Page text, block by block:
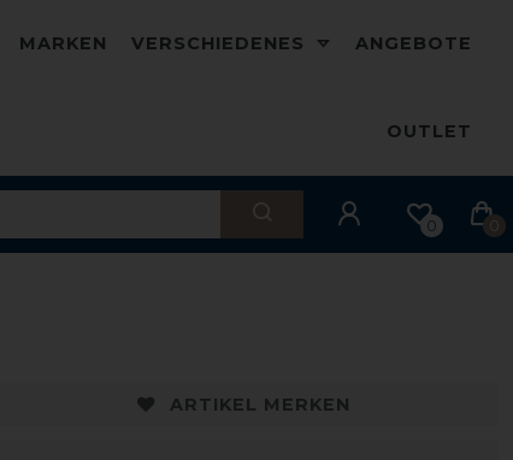
MARKEN VERSCHIEDENES ANGEBOTE
OUTLET
0 0
ARTIKEL MERKEN